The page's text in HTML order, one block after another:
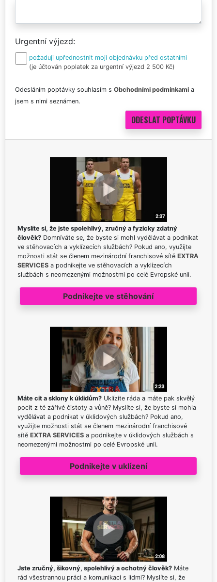
Urgentní výjezd
požaduji upřednostnit moji objednávku před ostatními
(je účtován poplatek za urgentní výjezd 2 500 Kč)
Odesláním poptávky souhlasím s Obchodními podmínkami a
jsem s nimi seznámen.
Myslíte si, že jste spolehlivý, zručný a fyzicky zdatný
člověk? Domníváte se, že byste si mohl vydělávat a podnikat
ve stěhovacích a vyklízecích službách? Pokud ano, využijte
možnosti stát se členem mezinárodní franchisové sítě EXTRA
SERVICES a podnikejte ve stěhovacích a vyklízecích
službách s neomezenými možnostmi po celé Evropské unii.
Podnikejte ve stěhování
Máte cit a sklony k úklidům? Uklízíte ráda a máte pak skvělý
pocit z té zářivé čistoty a vůně? Myslíte si, že byste si mohla
vydělávat a podnikat v úklidových službách? Pokud ano,
využijte možnosti stát se členem mezinárodní franchisové
sítě EXTRA SERVICES a podnikejte v úklidových službách s
neomezenými možnostmi po celé Evropské unii.
Podnikejte v uklízení
Jste zručný, šikovný, spolehlivý a ochotný člověk? Máte
rád všestrannou práci a komunikaci s lidmi? Myslíte si, že